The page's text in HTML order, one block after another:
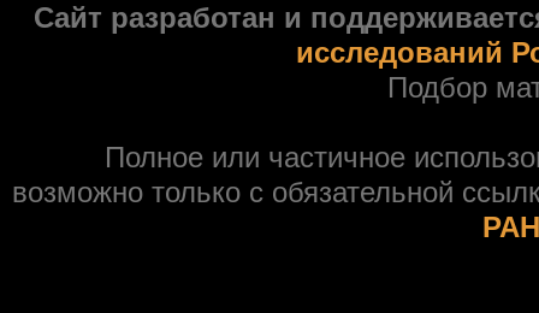
Сайт разработан и
исследований
Подбор
Полное или частичное
возможно только с обязательной